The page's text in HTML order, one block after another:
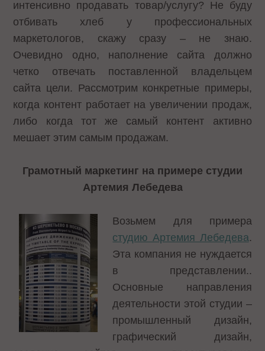
интенсивно продавать товар/услугу? Не буду
отбивать хлеб у профессиональных
маркетологов, скажу сразу – не знаю.
Очевидно одно, наполнение сайта должно
четко отвечать поставленной владельцем
сайта цели. Рассмотрим конкретные примеры,
когда контент работает на увеличении продаж,
либо когда тот же самый контент активно
мешает этим самым продажам.
Грамотный маркетинг на примере студии
Артемия Лебедева
Возьмем для примера
студию Артемия Лебедева.
Эта компания не нуждается
в представлении..
Основные направления
деятельности этой студии –
промышленный дизайн,
графический дизайн,